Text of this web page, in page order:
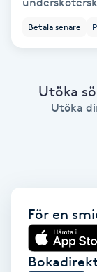
Hårvård
Hälsprickor
IPL
Betala senare
Utöka
Utöka
För en